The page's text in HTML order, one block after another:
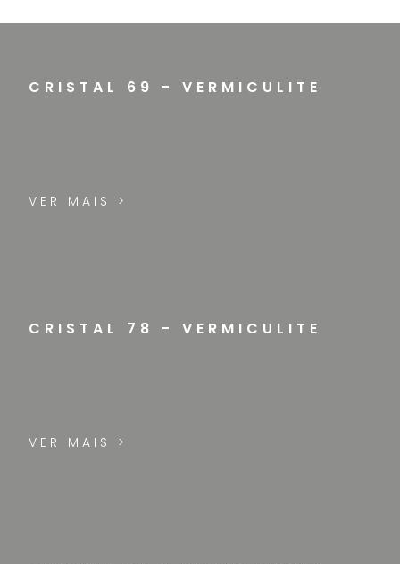
CRISTAL 69 - VERMICULITE
VER MAIS >
CRISTAL 78 - VERMICULITE
VER MAIS >